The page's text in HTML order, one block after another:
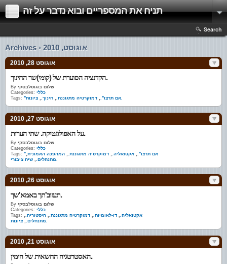
תניח את המספריים ובוא נדבר על זה
Search
Archives › אוגוסט, 2010
אוגוסט 28, 2010
הקדנציה הסוערת של (קומי)שר החינוך.
By שלום בוגוסלבסקי
Categories: כללי
Tags:
"אם תרצו"., דמוקרטיה מתגוננת., חינוך., ציונות.
אוגוסט 27, 2010
על האפולוגטיקה. שתי הערות.
By שלום בוגוסלבסקי
Categories: כללי
Tags:
"אם תרצו"., אקטואליה., דמוקרטיה מתגוננת., המהפכה האמונית,
מתנחלים., שיח ציבורי.
אוגוסט 26, 2010
תעזוב'תך באמא'שך.
By שלום בוגוסלבסקי
Categories: כללי
Tags:
אקטואליה., דו-לאומיות., דמוקרטיה מתגוננת., היסטוריה.,
מתנחלים., ציונות.
אוגוסט 21, 2010
האסטרטגיה החשאית של הימין.